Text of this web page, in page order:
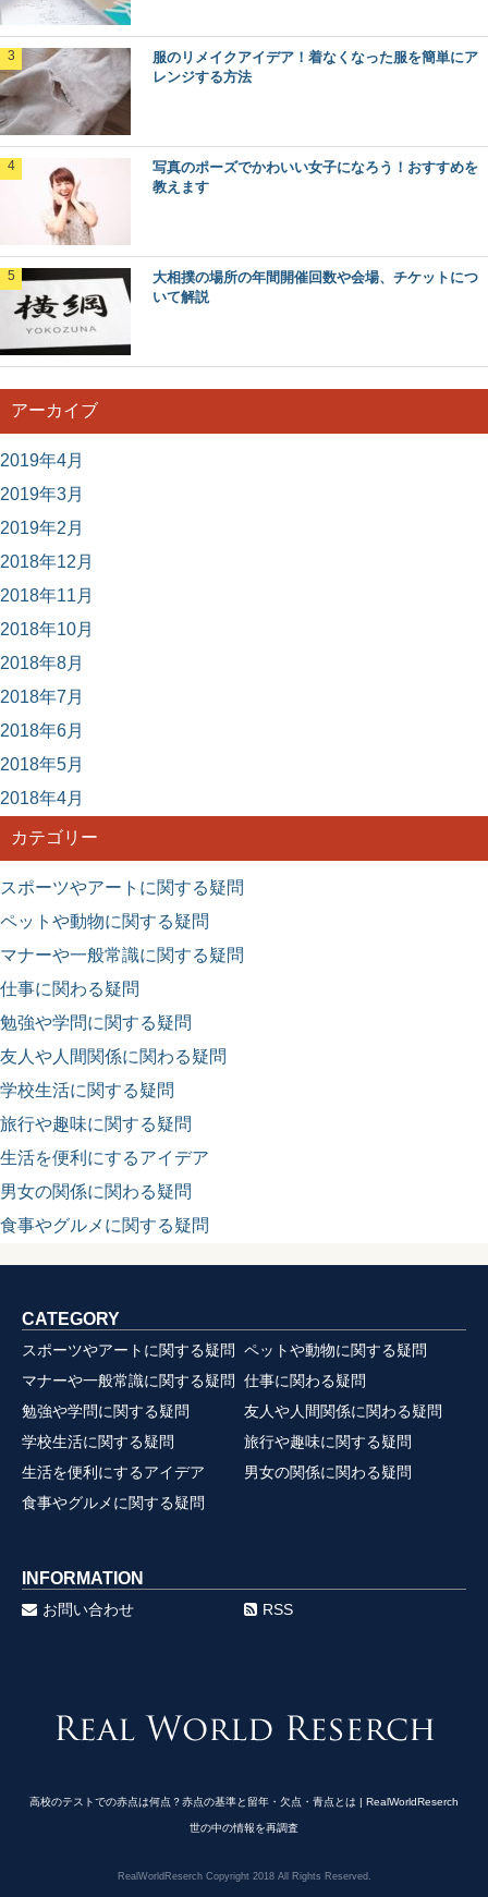
服のリメイクアイデア！着なくなった服を簡単にア
レンジする方法
写真のポーズでかわいい女子になろう！おすすめを
教えます
大相撲の場所の年間開催回数や会場、チケットにつ
いて解説
アーカイブ
2019年4月
2019年3月
2019年2月
2018年12月
2018年11月
2018年10月
2018年8月
2018年7月
2018年6月
2018年5月
2018年4月
カテゴリー
スポーツやアートに関する疑問
ペットや動物に関する疑問
マナーや一般常識に関する疑問
仕事に関わる疑問
勉強や学問に関する疑問
友人や人間関係に関わる疑問
学校生活に関する疑問
旅行や趣味に関する疑問
生活を便利にするアイデア
男女の関係に関わる疑問
食事やグルメに関する疑問
CATEGORY
スポーツやアートに関する疑問
ペットや動物に関する疑問
マナーや一般常識に関する疑問
仕事に関わる疑問
勉強や学問に関する疑問
友人や人間関係に関わる疑問
学校生活に関する疑問
旅行や趣味に関する疑問
生活を便利にするアイデア
男女の関係に関わる疑問
食事やグルメに関する疑問
INFORMATION
お問い合わせ RSS
高校のテストでの赤点は何点？赤点の基準と留年・欠点・青点とは | RealWorldReserch
世の中の情報を再調査
RealWorldReserch Copyright 2018 All Rights Reserved.